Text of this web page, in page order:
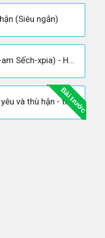
(Siêu ngắn)
Tình yêu và thù hận (Uy-li-am Sếch-xpia) - Hoàn cảnh sáng tác, Dàn ý phân tích tác phẩm
Bài trước
Hướng dẫn soạn bài Tình yêu và thù hận - trích “ Rô- mê- ô và Giu- li- ét” – W. Sếch-xpia